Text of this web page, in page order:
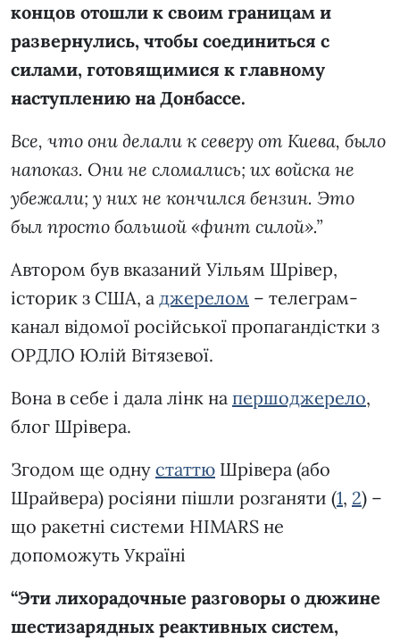
концов отошли к своим границам и
развернулись, чтобы соединиться с
силами, готовящимися к главному
наступлению на Донбассе.
Все, что они делали к северу от Киева, было
напоказ. Они не сломались; их войска не
убежали; у них не кончился бензин. Это
был просто большой «финт силой».”
Автором був вказаний Уільям Шрівер,
історик з США, а джерелом – телеграм-
канал відомої російської пропагандістки з
ОРДЛО Юлій Вітязевої.
Вона в себе і дала лінк на першоджерело,
блог Шрівера.
Згодом ще одну статтю Шрівера (або
Шрайвера) росіяни пішли розганяти (1, 2) –
що ракетні системи HIMARS не
допоможуть Україні
“Эти лихорадочные разговоры о дюжине
шестизарядных реактивных систем,